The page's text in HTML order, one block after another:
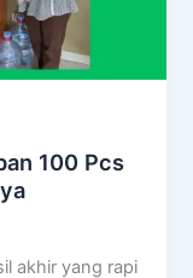
100 Pcs
akhir yang rapi